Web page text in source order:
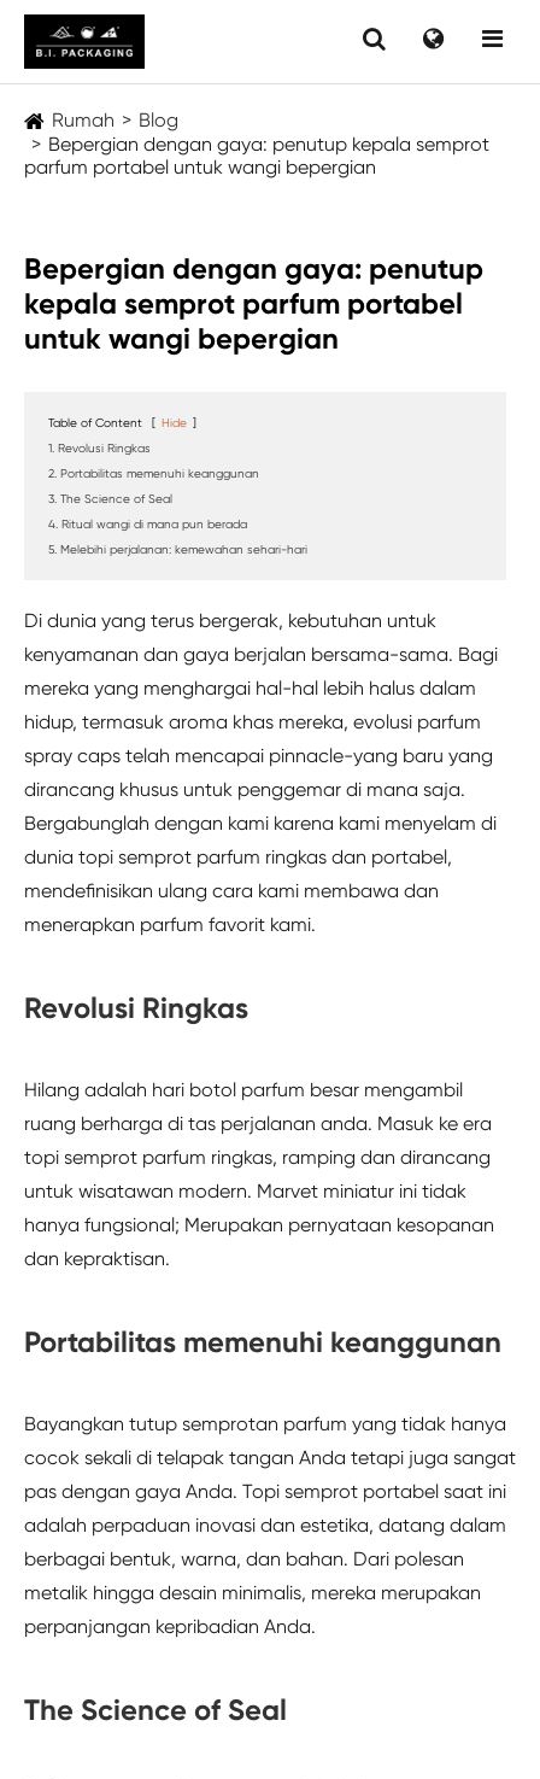
Rumah
Blog
Bepergian dengan gaya: penutup kepala semprot
parfum portabel untuk wangi bepergian
Bepergian dengan gaya: penutup
kepala semprot parfum portabel
untuk wangi bepergian
Table of Content [ Hide ]
1. Revolusi Ringkas
2. Portabilitas memenuhi keanggunan
3. The Science of Seal
4. Ritual wangi di mana pun berada
5. Melebihi perjalanan: kemewahan sehari-hari
Di dunia yang terus bergerak, kebutuhan untuk
kenyamanan dan gaya berjalan bersama-sama. Bagi
mereka yang menghargai hal-hal lebih halus dalam
hidup, termasuk aroma khas mereka, evolusi parfum
spray caps telah mencapai pinnacle-yang baru yang
dirancang khusus untuk penggemar di mana saja.
Bergabunglah dengan kami karena kami menyelam di
dunia topi semprot parfum ringkas dan portabel,
mendefinisikan ulang cara kami membawa dan
menerapkan parfum favorit kami.
Revolusi Ringkas
Hilang adalah hari botol parfum besar mengambil
ruang berharga di tas perjalanan anda. Masuk ke era
topi semprot parfum ringkas, ramping dan dirancang
untuk wisatawan modern. Marvet miniatur ini tidak
hanya fungsional; Merupakan pernyataan kesopanan
dan kepraktisan.
Portabilitas memenuhi keanggunan
Bayangkan tutup semprotan parfum yang tidak hanya
cocok sekali di telapak tangan Anda tetapi juga sangat
pas dengan gaya Anda. Topi semprot portabel saat ini
adalah perpaduan inovasi dan estetika, datang dalam
berbagai bentuk, warna, dan bahan. Dari polesan
metalik hingga desain minimalis, mereka merupakan
perpanjangan kepribadian Anda.
The Science of Seal